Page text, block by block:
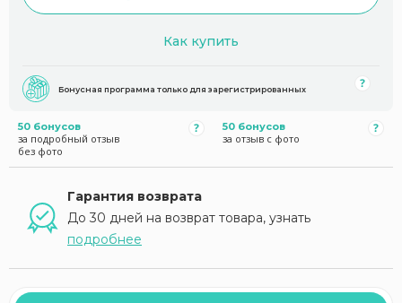
Как купить
Бонусная программа только для зарегистрированных
50 бонусов
за подробный отзыв
без фото
50 бонусов
за отзыв с фото
Гарантия возврата
До 30 дней на возврат товара, узнать
подробнее